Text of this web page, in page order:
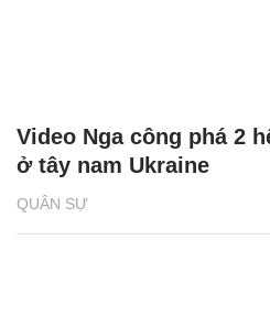
QUÂN SỰ
Video Nga công phá 2
ở tây nam Ukraine